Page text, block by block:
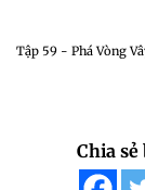
Tập 59 - Phá Vòng
Chia